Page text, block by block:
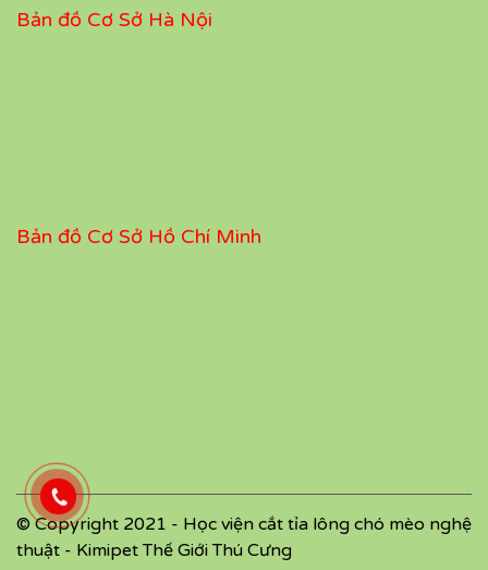
Bản đồ Cơ Sở Hà Nội
Bản đồ Cơ Sở Hồ Chí Minh
© Copyright 2021 - Học viện cắt tỉa lông chó mèo nghệ
thuật - Kimipet Thế Giới Thú Cưng